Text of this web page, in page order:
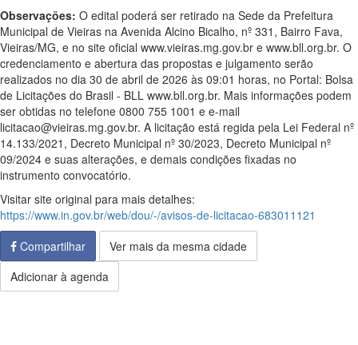
Observações: O edital poderá ser retirado na Sede da Prefeitura
Municipal de Vieiras na Avenida Alcino Bicalho, nº 331, Bairro Fava,
Vieiras/MG, e no site oficial www.vieiras.mg.gov.br e www.bll.org.br. O
credenciamento e abertura das propostas e julgamento serão
realizados no dia 30 de abril de 2026 às 09:01 horas, no Portal: Bolsa
de Licitações do Brasil - BLL www.bll.org.br. Mais informações podem
ser obtidas no telefone 0800 755 1001 e e-mail
licitacao@vieiras.mg.gov.br. A licitação está regida pela Lei Federal nº
14.133/2021, Decreto Municipal nº 30/2023, Decreto Municipal nº
09/2024 e suas alterações, e demais condições fixadas no
instrumento convocatório.
Visitar site original para mais detalhes:
https://www.in.gov.br/web/dou/-/avisos-de-licitacao-683011121
Compartilhar
Ver mais da mesma cidade
Adicionar à agenda